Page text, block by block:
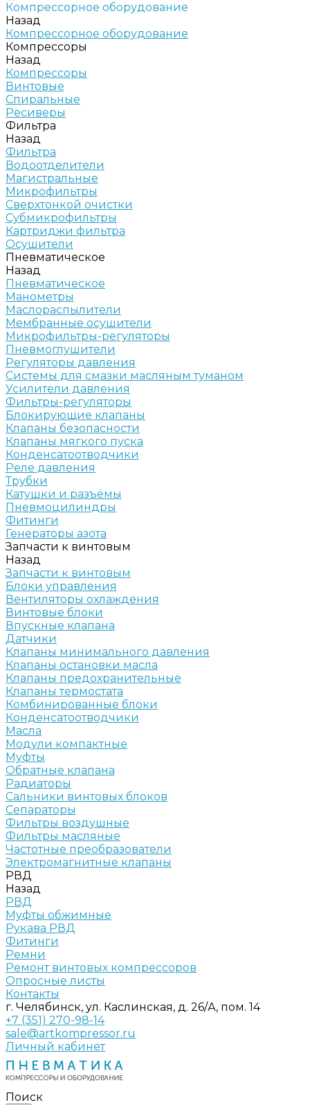
Компрессорное оборудование
Назад
Компрессорное оборудование
Компрессоры
Назад
Компрессоры
Винтовые
Спиральные
Ресиверы
Фильтра
Назад
Фильтра
Водоотделители
Магистральные
Микрофильтры
Сверхтонкой очистки
Субмикрофильтры
Картриджи фильтра
Осушители
Пневматическое
Назад
Пневматическое
Манометры
Маслораспылители
Мембранные осушители
Микрофильтры-регуляторы
Пневмоглушители
Регуляторы давления
Системы для смазки масляным туманом
Усилители давления
Фильтры-регуляторы
Блокирующие клапаны
Клапаны безопасности
Клапаны мягкого пуска
Конденсатоотводчики
Реле давления
Трубки
Катушки и разъёмы
Пневмоцилиндры
Фитинги
Генераторы азота
Запчасти к винтовым
Назад
Запчасти к винтовым
Блоки управления
Вентиляторы охлаждения
Винтовые блоки
Впускные клапана
Датчики
Клапаны минимального давления
Клапаны остановки масла
Клапаны предохранительные
Клапаны термостата
Комбинированные блоки
Конденсатоотводчики
Масла
Модули компактные
Муфты
Обратные клапана
Радиаторы
Сальники винтовых блоков
Сепараторы
Фильтры воздушные
Фильтры масляные
Частотные преобразователи
Электромагнитные клапаны
РВД
Назад
РВД
Муфты обжимные
Рукава РВД
Фитинги
Ремни
Ремонт винтовых компрессоров
Опросные листы
Контакты
г. Челябинск, ул. Каслинская, д. 26/А, пом. 14
+7 (351) 270-98-14
sale@artkompressor.ru
Личный кабинет
Поиск